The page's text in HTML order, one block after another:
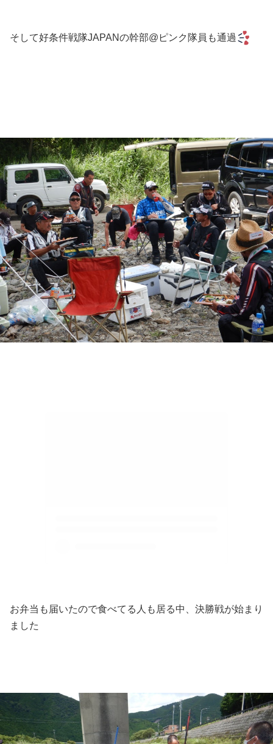
そして好条件戦隊JAPANの幹部@ピンク隊員も通過
お弁当も届いたので食べてる人も居る中、決勝戦が始まり
ました